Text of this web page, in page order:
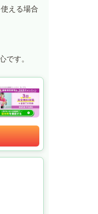
える場合
です。